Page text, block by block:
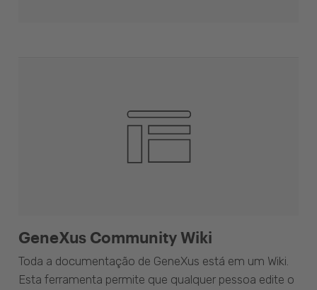
GeneXus Community Wiki
Toda a documentação de GeneXus está em um Wiki.
Esta ferramenta permite que qualquer pessoa edite o